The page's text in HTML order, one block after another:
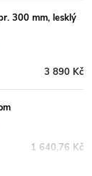
300 mm, lesklý
3 890 Kč
1 640,76 Kč